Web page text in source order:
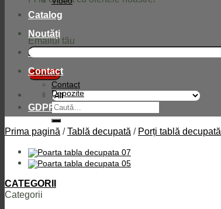
Emailul tău
Caută
după:
Catalog
Noutăți
Compania
Contact
Contact
Depozite
GDPR
Prima pagină / Tablă decupată / Porți tablă decupată
CATEGORII
Categorii